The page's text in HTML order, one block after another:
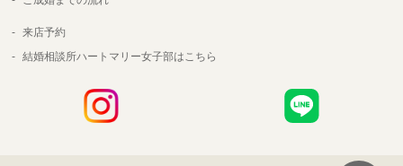
来店予約
結婚相談所ハートマリー女子部はこちら